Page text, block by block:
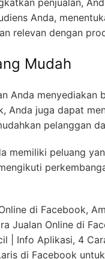
Anda
Anda juga dapat
memiliki peluang
di Facebook,
| Info Aplikasi, 4
di Facebook
AFFILIATE
Ampuh